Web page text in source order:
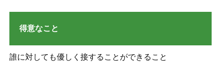
得意なこと
誰に対しても優しく接することができること